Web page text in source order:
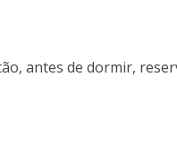
antes de dormir,